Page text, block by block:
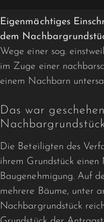
Eigenmächtiges
dem
Wege einer sog.
im Zuge einer
einem Nachbarn
Das war
Die Beteiligten des
ihrem Grundstück einen
Baugenehmigung. Auf
mehrere Bäume, unter
Nachbargrundstück